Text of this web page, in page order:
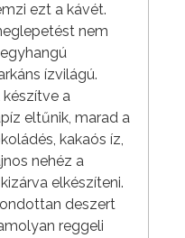
ezt a kávét.
nem
ízvilágú.
készítve a
eltűnik, marad a
kakaós íz,
nehéz a
elkészíteni.
deszert
reggeli